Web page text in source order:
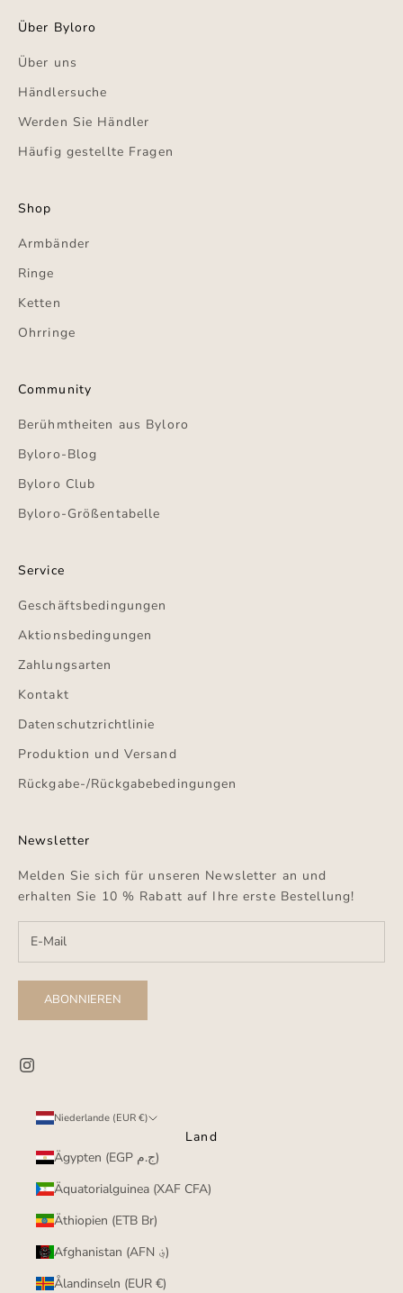
Über Byloro
Über uns
Händlersuche
Werden Sie Händler
Häufig gestellte Fragen
Shop
Armbänder
Ringe
Ketten
Ohrringe
Community
Berühmtheiten aus Byloro
Byloro-Blog
Byloro Club
Byloro-Größentabelle
Service
Geschäftsbedingungen
Aktionsbedingungen
Zahlungsarten
Kontakt
Datenschutzrichtlinie
Produktion und Versand
Rückgabe-/Rückgabebedingungen
Newsletter
Melden Sie sich für unseren Newsletter an und
erhalten Sie 10 % Rabatt auf Ihre erste Bestellung!
ABONNIEREN
Niederlande (EUR €)
Land
Ägypten (EGP ج.م)
Äquatorialguinea (XAF CFA)
Äthiopien (ETB Br)
Afghanistan (AFN ؋)
Ålandinseln (EUR €)